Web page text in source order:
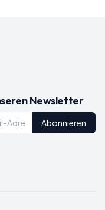
Newsletter
Abonnieren